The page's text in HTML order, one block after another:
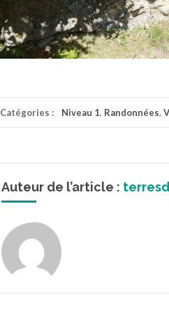
Catégories : Niveau 1, Randonnées,
Auteur de l’article :